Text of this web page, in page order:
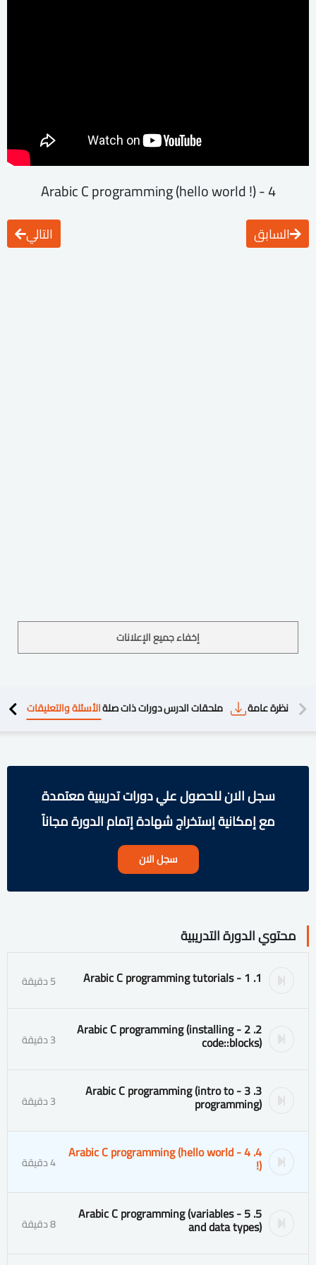
4 - Arabic C programming (hello world !)
السابق التالي
إخفاء جميع الإعلانات
نظرة عامة ملحقات الدرسدورات ذات صلةالأسئلة والتعليقات
سجل الان للحصول علي دورات تدريبية معتمدة
مع إمكانية إستخراج شهادة إتمام الدورة مجاناً
سجل الان
محتوي الدورة التدريبية
1. 1 - Arabic C programming tutorials 5 دقيقة
2. 2 - Arabic C programming (installing
code::blocks) 3 دقيقة
3. 3 - Arabic C programming (intro to
programming) 3 دقيقة
4. 4 - Arabic C programming (hello world
!) 4 دقيقة
5. 5 - Arabic C programming (variables
and data types) 8 دقيقة